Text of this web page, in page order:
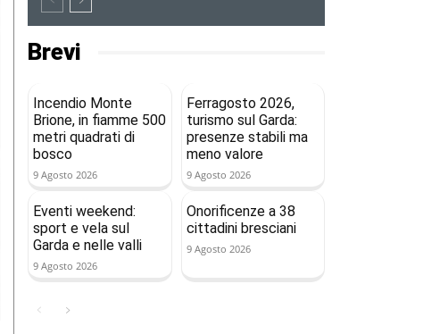
Brevi
Incendio Monte
Brione, in fiamme 500
metri quadrati di
bosco
9 Agosto 2026
Ferragosto 2026,
turismo sul Garda:
presenze stabili ma
meno valore
9 Agosto 2026
Eventi weekend:
sport e vela sul
Garda e nelle valli
9 Agosto 2026
Onorificenze a 38
cittadini bresciani
9 Agosto 2026